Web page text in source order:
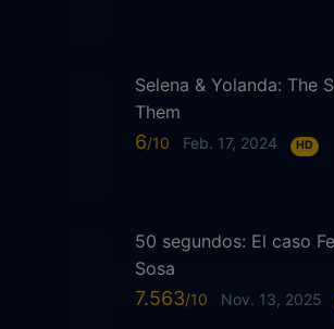
Selena & Yolanda: The
Them
6 Feb. 17, 2024 HD
50 segundos: El caso
Sosa
7.563 Nov. 13, 2025